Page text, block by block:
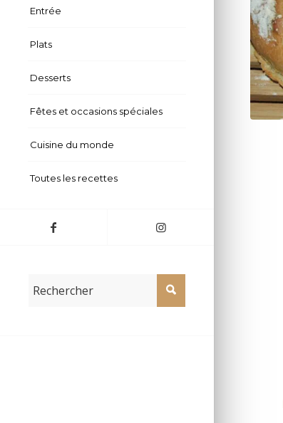
Entrée
Plats
Desserts
Fêtes et occasions spéciales
Cuisine du monde
Toutes les recettes